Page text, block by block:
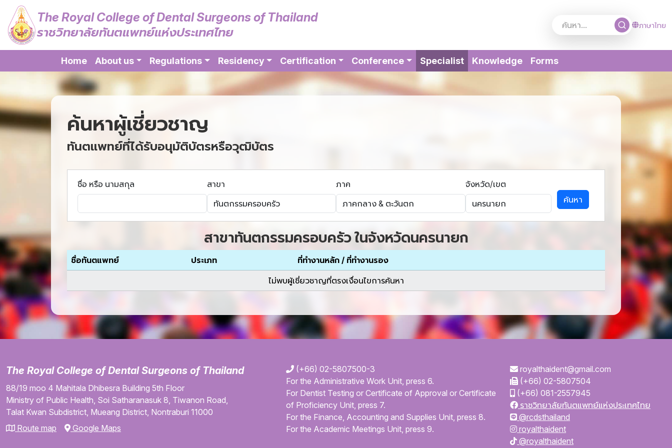
The Royal College of Dental Surgeons of Thailand
ราชวิทยาลัยทันตแพทย์แห่งประเทศไทย
ภาษาไทย
Home About us Regulations Residency Certification Conference Specialist(current)
Knowledge Forms
ค้นหาผู้เชี่ยวชาญ
ทันตแพทย์ที่ได้รับอนุมัติบัตรหรือวุฒิบัตร
ชื่อ หรือ นามสกุล สาขา ภาค
จังหวัด/เขต
ค้นหา
สาขาทันตกรรมครอบครัว ในจังหวัดนครนายก
ชื่อทันตแพทย์ ประเภท ที่ทำงานหลัก / ที่ทำงานรอง
ไม่พบผู้เชี่ยวชาญที่ตรงเงื่อนไขการค้นหา
The Royal College of Dental Surgeons of Thailand
88/19 moo 4 Mahitala Dhibesra Building 5th Floor
Ministry of Public Health, Soi Satharanasuk 8, Tiwanon Road,
Talat Kwan Subdistrict, Mueang District, Nontraburi 11000
Route map
Google Maps
(+66) 02-5807500-3
For the Administrative Work Unit, press 6.
For Dentist Testing or Certificate of Approval or Certificate
of Proficiency Unit, press 7.
For the Finance, Accounting and Supplies Unit, press 8.
For the Academic Meetings Unit, press 9.
royalthaident@gmail.com
(+66) 02-5807504
(+66) 081-2557945
ราชวิทยาลัยทันตแพทย์แห่งประเทศไทย
@rcdsthailand
royalthaident
@royalthaident